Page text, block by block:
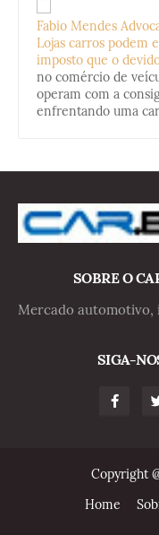
Fabio Mendes
Lojas carros podem
imposto que o
no comércio de
operam com a
enfrentando uma
SOBRE O
Mercado automotivo,
SIGA-
Copyright
Home